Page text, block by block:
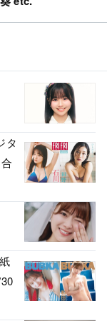
タ